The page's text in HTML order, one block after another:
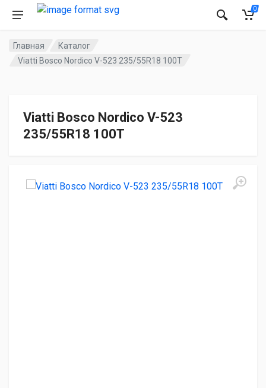
0
Главная
Каталог
Viatti Bosco Nordico V-523 235/55R18 100T
Viatti Bosco Nordico V-523
235/55R18 100T